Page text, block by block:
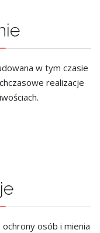
w tym czasie
realizacje
osób i mienia